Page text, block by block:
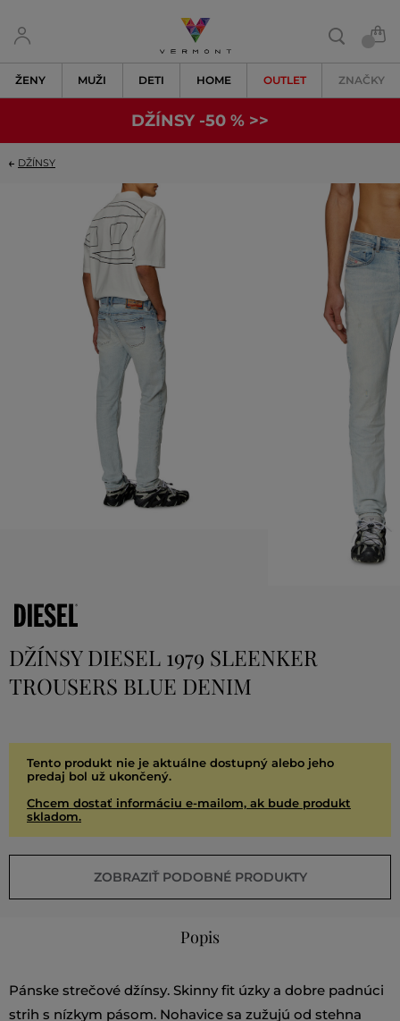
ŽENY MUŽI DETI HOME OUTLET ZNAČKY
DŽÍNSY -50 % >>
DŽÍNSY
DŽÍNSY DIESEL 1979 SLEENKER
TROUSERS BLUE DENIM
Tento produkt nie je aktuálne dostupný alebo jeho
predaj bol už ukončený.
Chcem dostať informáciu e-mailom, ak bude produkt
skladom.
ZOBRAZIŤ PODOBNÉ PRODUKTY
Popis
Pánske strečové džínsy. Skinny fit úzky a dobre padnúci
strih s nízkym pásom. Nohavice sa zužujú od stehna